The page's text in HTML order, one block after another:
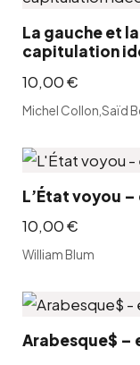
é
a
i
:
1
0
s
:
,
5
0
.
La gauche et
capitulation
10,00€
Michel Collon Saïd
L’État voyou
10,00€
William Blum
Arabesque$ –